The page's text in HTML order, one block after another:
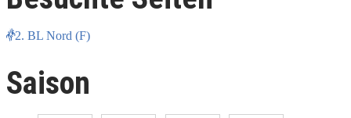
2. BL Nord (F)
Saison